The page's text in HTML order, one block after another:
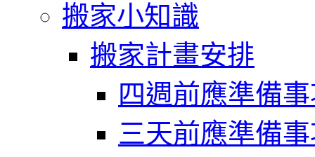
搬家小知識
搬家計畫安排
四週前應準備
三天前應準備